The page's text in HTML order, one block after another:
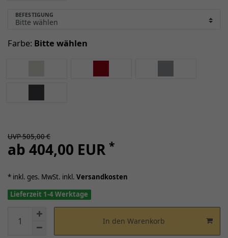
BEFESTIGUNG
Farbe: Bitte wählen
UVP 505,00 €
ab 404,00 EUR *
* inkl. ges. MwSt. inkl. Versandkosten
Lieferzeit 1-4 Werktage
In den Warenkorb